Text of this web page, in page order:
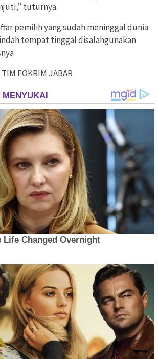
tuturnya.
pemilih yang sudah meninggal dunia
tempat tinggal disalahgunakan
FOKRIM JABAR